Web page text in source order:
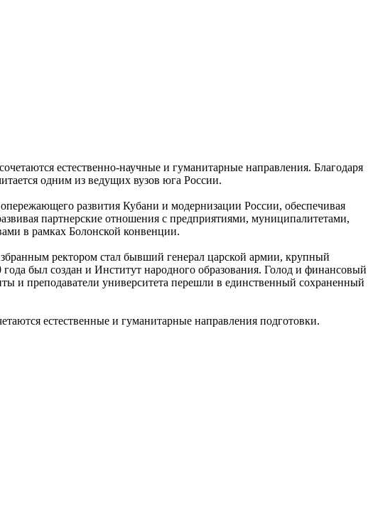
естественно-научные и гуманитарные направления. Благодаря
одним из ведущих вузов юга России.
развития Кубани и модернизации России, обеспечивая
партнерские отношения с предприятиями, муниципалитетами,
в рамках Болонской конвенции.
ректором стал бывший генерал царской армии, крупный
был создан и Институт народного образования. Голод и финансовый
и преподаватели университета перешли в единственный сохраненный
естественные и гуманитарные направления подготовки.